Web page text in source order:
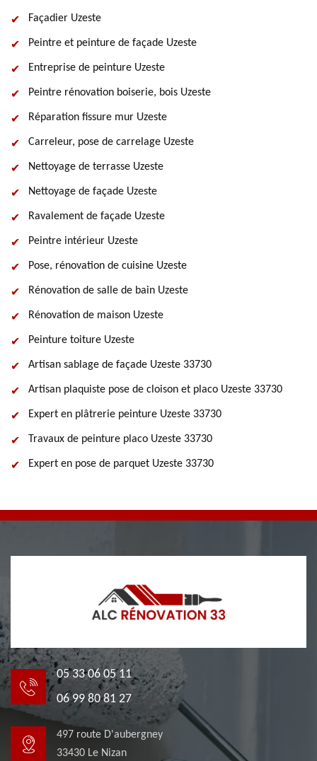
Façadier Uzeste
Peintre et peinture de façade Uzeste
Entreprise de peinture Uzeste
Peintre rénovation boiserie, bois Uzeste
Réparation fissure mur Uzeste
Carreleur, pose de carrelage Uzeste
Nettoyage de terrasse Uzeste
Nettoyage de façade Uzeste
Ravalement de façade Uzeste
Peintre intérieur Uzeste
Pose, rénovation de cuisine Uzeste
Rénovation de salle de bain Uzeste
Rénovation de maison Uzeste
Peinture toiture Uzeste
Artisan sablage de façade Uzeste 33730
Artisan plaquiste pose de cloison et placo Uzeste 33730
Expert en plâtrerie peinture Uzeste 33730
Travaux de peinture placo Uzeste 33730
Expert en pose de parquet Uzeste 33730
05 33 06 05 11
06 99 80 81 27
497 route D'aubergney
33430 Le Nizan